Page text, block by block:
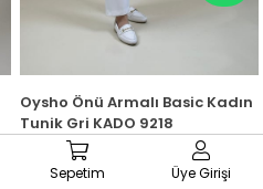
Oysho Önü Armalı Basic Kadın
Tunik Gri KADO 9218
₺495,00
Sepete Ekle
Sepetim Üye Girişi